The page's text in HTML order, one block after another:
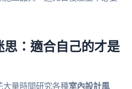
：適合自己的才是
量時間研究各種室內設計風